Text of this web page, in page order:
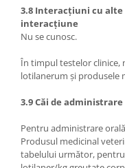
3.8 Interacțiuni cu alte
interacțiune
Nu se cunosc.
În timpul testelor clinice,
lotilanerum și produsele
3.9 Căi de administrare
Pentru administrare
Produsul medicinal
tabelului următor, pentru